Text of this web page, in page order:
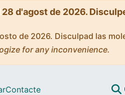
d'agost de 2026.
de 2026. Disculpad las
for any inconvenience.
Contacte